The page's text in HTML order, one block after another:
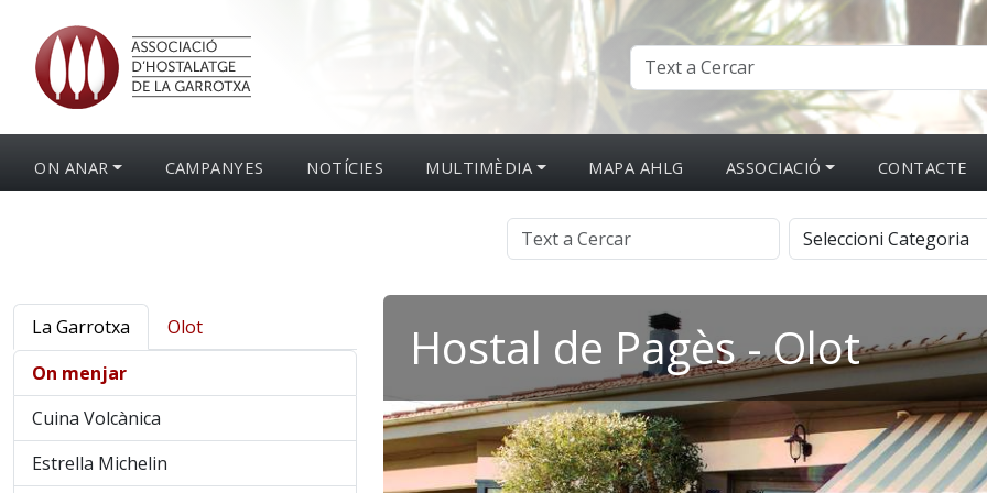
ON ANAR CAMPANYES NOTÍCIES MULTIMÈDIA MAPA AHLG ASSOCIACIÓ CONTACTE
La Garrotxa
Olot
On menjar
Cuina Volcànica
Estrella Michelin
Hostal de Pagès - Olot